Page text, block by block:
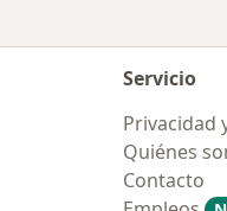
Servicio
Privacidad
Quiénes
Contacto